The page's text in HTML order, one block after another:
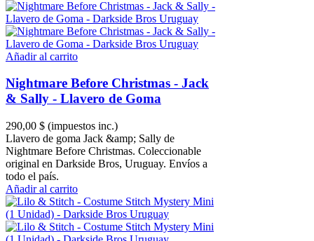
Añadir al carrito
Nightmare Before Christmas - Jack
& Sally - Llavero de Goma
290,00 $ (impuestos inc.)
Llavero de goma Jack &amp; Sally de
Nightmare Before Christmas. Coleccionable
original en Darkside Bros, Uruguay. Envíos a
todo el país.
Añadir al carrito